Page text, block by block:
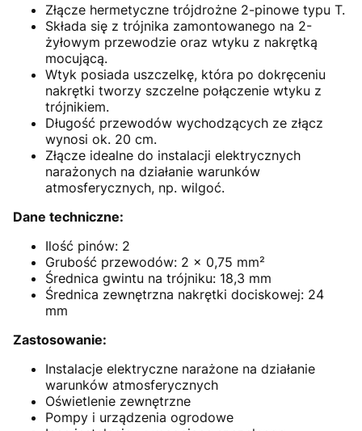
Złącze hermetyczne trójdrożne 2-pinowe typu T.
Składa się z trójnika zamontowanego na 2-
żyłowym przewodzie oraz wtyku z nakrętką
mocującą.
Wtyk posiada uszczelkę, która po dokręceniu
nakrętki tworzy szczelne połączenie wtyku z
trójnikiem.
Długość przewodów wychodzących ze złącz
wynosi ok. 20 cm.
Złącze idealne do instalacji elektrycznych
narażonych na działanie warunków
atmosferycznych, np. wilgoć.
Dane techniczne:
Ilość pinów: 2
Grubość przewodów: 2 x 0,75 mm²
Średnica gwintu na trójniku: 18,3 mm
Średnica zewnętrzna nakrętki dociskowej: 24
mm
Zastosowanie:
Instalacje elektryczne narażone na działanie
warunków atmosferycznych
Oświetlenie zewnętrzne
Pompy i urządzenia ogrodowe